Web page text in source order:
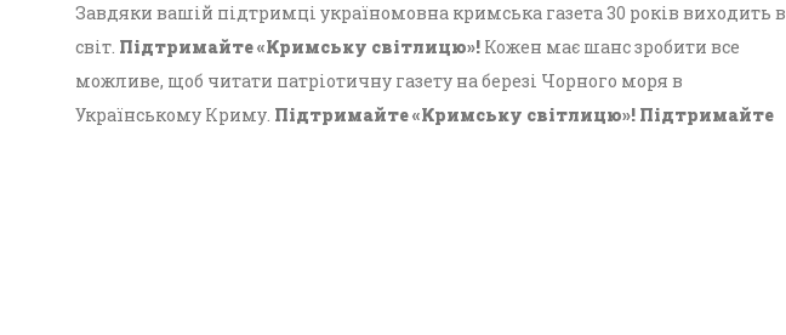
Завдяки вашій підтримці україномовна кримська газета 30 років виходить в
світ. Підтримайте «Кримську світлицю»! Кожен має шанс зробити все
можливе, щоб читати патріотичну газету на березі Чорного моря в
Українському Криму. Підтримайте «Кримську світлицю»! Підтримайте